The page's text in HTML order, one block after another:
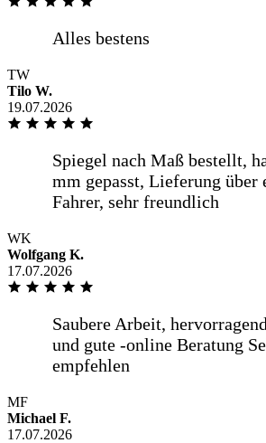
TW
Tilo W.
19.07.2026
WK
Wolfgang K.
17.07.2026
MF
Michael F.
17.07.2026